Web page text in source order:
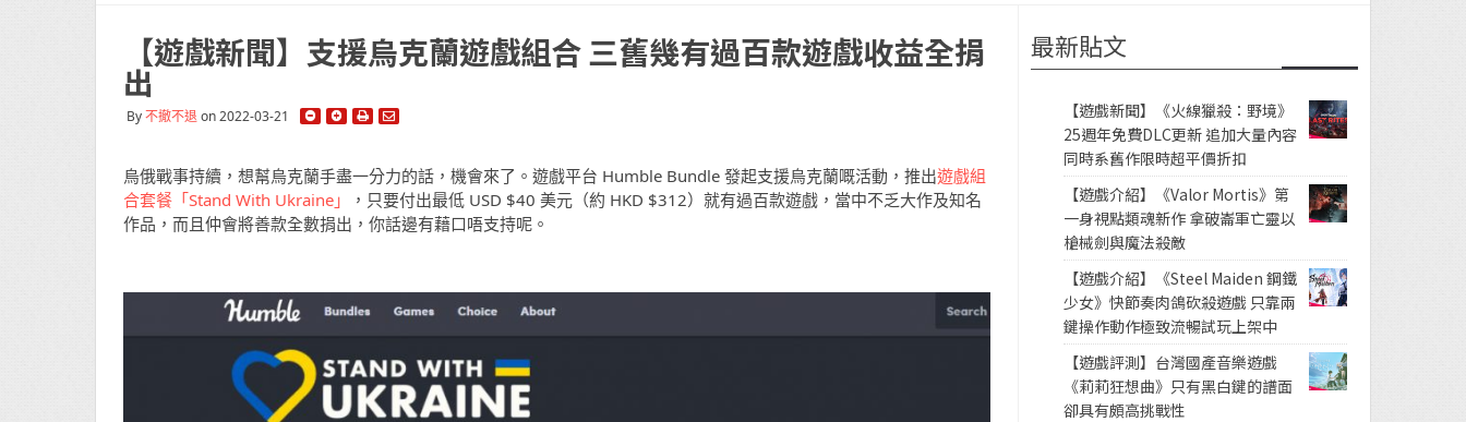
【遊戲新聞】支援烏克蘭遊戲組合 三舊幾有過百款遊戲收益全捐
出
By不撤不退 on 2022-03-21
烏俄戰事持續，想幫烏克蘭手盡一分力的話，機會來了。遊戲平台 Humble Bundle 發起支援烏克蘭嘅活動，推出遊戲組
合套餐「Stand With Ukraine」
，只要付出最低 USD $40 美元（約 HKD $312）就有過百款遊戲，當中不乏大作及知名
作品，而且仲會將善款全數捐出，你話邊有藉口唔支持呢。
最新貼文
【遊戲新聞】《火線獵殺：野境》
25週年免費DLC更新 追加大量內容
同時系舊作限時超平價折扣
【遊戲介紹】《Valor Mortis》第
一身視點類魂新作 拿破崙軍亡靈以
槍械劍與魔法殺敵
【遊戲介紹】《Steel Maiden 鋼鐵
少女》快節奏肉鴿砍殺遊戲 只靠兩
鍵操作動作極致流暢試玩上架中
【遊戲評測】台灣國產音樂遊戲
《莉莉狂想曲》只有黑白鍵的譜面
卻具有頗高挑戰性